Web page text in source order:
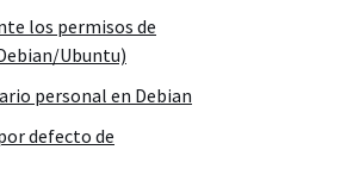
los permisos de
Ubuntu)
personal en Debian
defecto de